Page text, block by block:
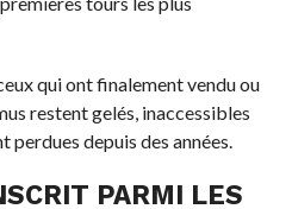
qui ont finalement vendu ou
restent gelés, inaccessibles
perdues depuis des années.
PARMI LES